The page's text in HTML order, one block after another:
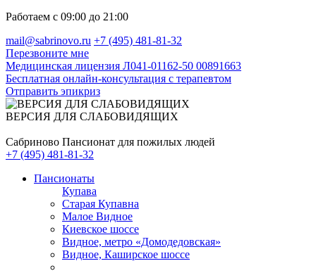
Работаем с 09:00 до 21:00
mail@sabrinovo.ru +7 (495) 481-81-32
Перезвоните мне
Медицинская лицензия Л041-01162-50 00891663
Бесплатная онлайн-консультация с терапевтом
Отправить эпикриз
ВЕРСИЯ ДЛЯ СЛАБОВИДЯЩИХ
Сабриново Пансионат для пожилых людей
+7 (495) 481-81-32
Пансионаты
Купава
Старая Купавна
Малое Видное
Киевское шоссе
Видное, метро «Домодедовская»
Видное, Каширское шоссе